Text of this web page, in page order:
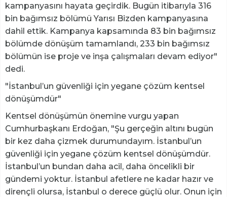
kampanyasını hayata geçirdik. Bugün itibarıyla 316
bin bağımsız bölümü Yarısı Bizden kampanyasına
dahil ettik. Kampanya kapsamında 83 bin bağımsız
bölümde dönüşüm tamamlandı, 233 bin bağımsız
bölümün ise proje ve inşa çalışmaları devam ediyor"
dedi.
"İstanbul’un güvenliği için yegane çözüm kentsel
dönüşümdür"
Kentsel dönüşümün önemine vurgu yapan
Cumhurbaşkanı Erdoğan, "Şu gerçeğin altını bugün
bir kez daha çizmek durumundayım. İstanbul’un
güvenliği için yegane çözüm kentsel dönüşümdür.
İstanbul’un bundan daha acil, daha öncelikli bir
gündemi yoktur. İstanbul afetlere ne kadar hazır ve
dirençli olursa, İstanbul o derece güçlü olur. Onun için